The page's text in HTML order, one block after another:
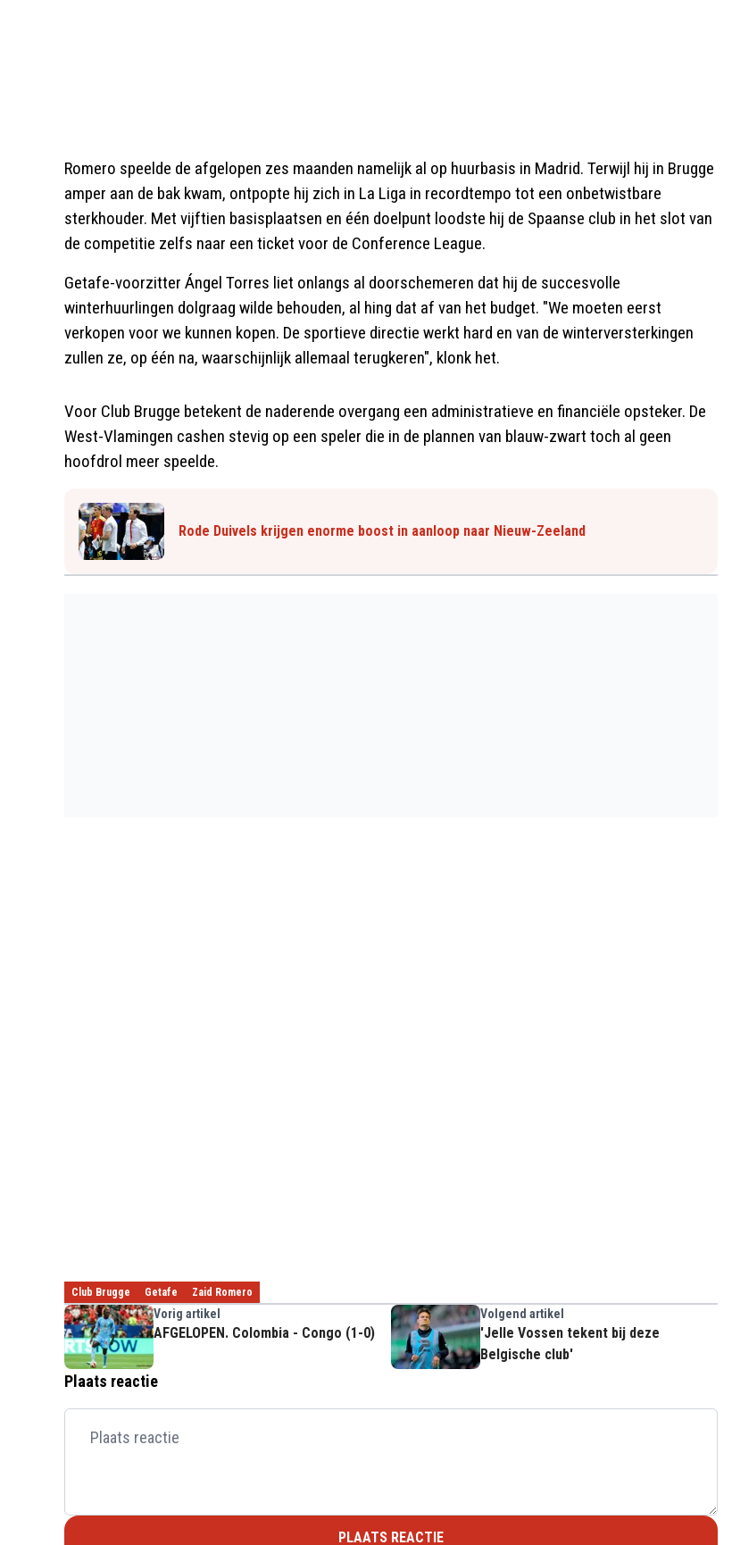
Romero speelde de afgelopen zes maanden namelijk al op huurbasis in Madrid. Terwijl hij in Brugge
amper aan de bak kwam, ontpopte hij zich in La Liga in recordtempo tot een onbetwistbare
sterkhouder. Met vijftien basisplaatsen en één doelpunt loodste hij de Spaanse club in het slot van
de competitie zelfs naar een ticket voor de Conference League.
Getafe-voorzitter Ángel Torres liet onlangs al doorschemeren dat hij de succesvolle
winterhuurlingen dolgraag wilde behouden, al hing dat af van het budget. "We moeten eerst
verkopen voor we kunnen kopen. De sportieve directie werkt hard en van de winterversterkingen
zullen ze, op één na, waarschijnlijk allemaal terugkeren", klonk het.
Voor Club Brugge betekent de naderende overgang een administratieve en financiële opsteker. De
West-Vlamingen cashen stevig op een speler die in de plannen van blauw-zwart toch al geen
hoofdrol meer speelde.
Rode Duivels krijgen enorme boost in aanloop naar Nieuw-Zeeland
Club Brugge Getafe Zaid Romero
Vorig artikel
AFGELOPEN. Colombia - Congo (1-0)
Volgend artikel
'Jelle Vossen tekent bij deze
Belgische club'
Plaats reactie
PLAATS REACTIE